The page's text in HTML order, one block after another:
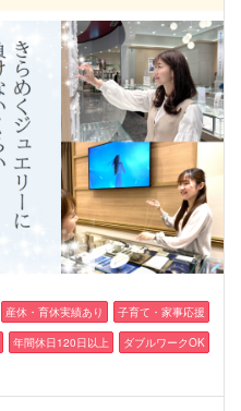
産休・育休実績あり
子育て・家事応援
年間休日120日以上
ダブルワークOK